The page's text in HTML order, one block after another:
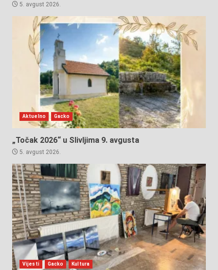
5. avgust 2026.
Aktuelno Gacko
„Točak 2026“ u Slivljima 9. avgusta
5. avgust 2026.
Vijesti Gacko Kultura